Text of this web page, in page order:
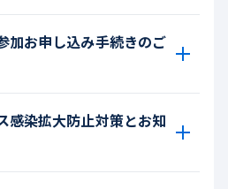
加お申し込み手続きのご
感染拡大防止対策とお知